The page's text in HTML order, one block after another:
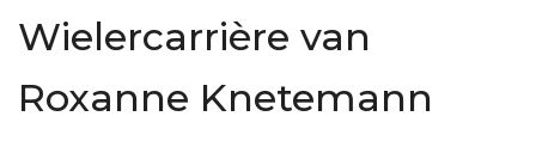
Wielercarrière van
Roxanne Knetemann